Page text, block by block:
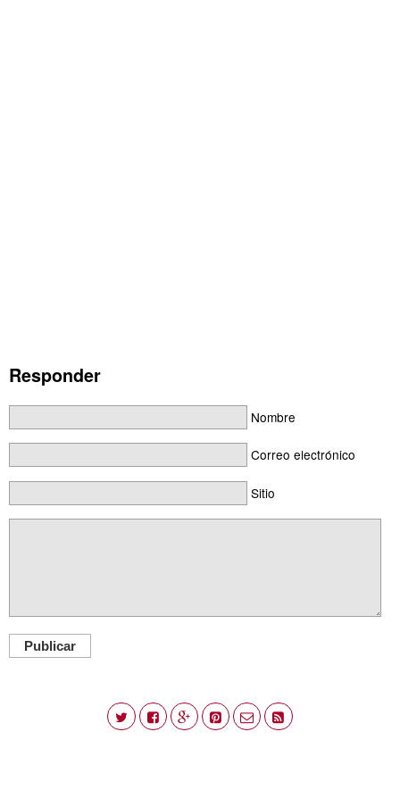
Responder
Nombre
Correo electrónico
Sitio
Publicar